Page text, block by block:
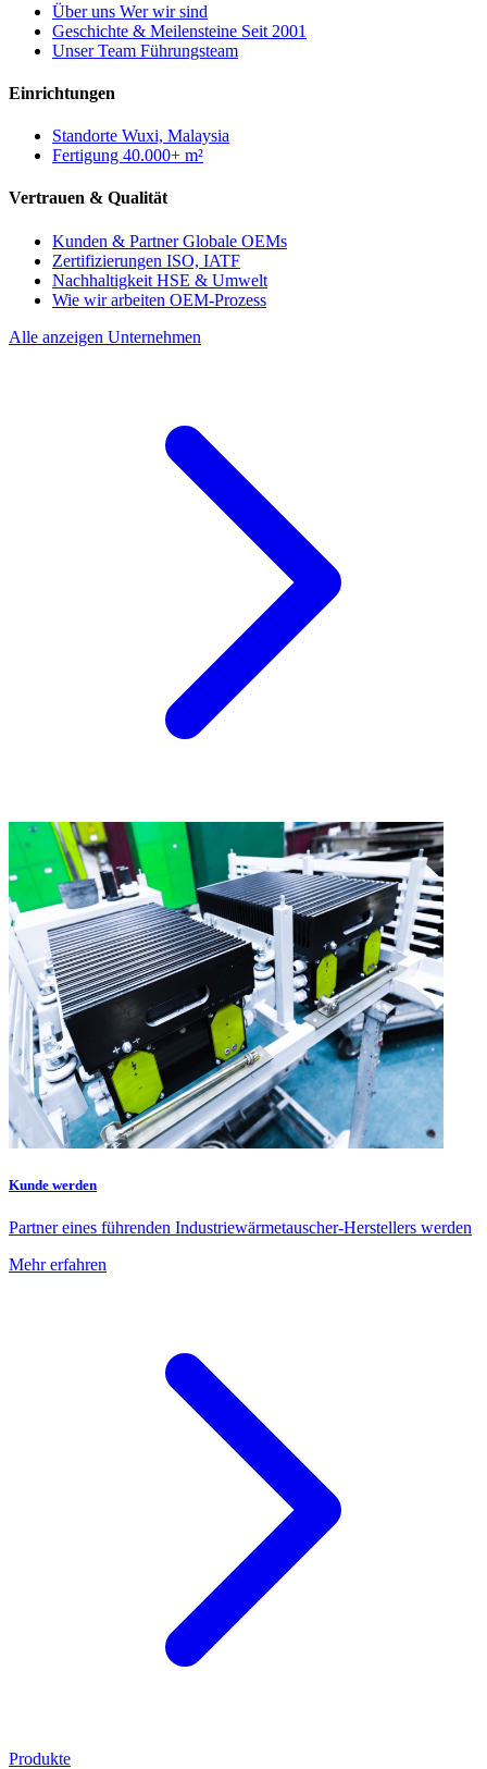
Über uns Wer wir sind
Geschichte & Meilensteine Seit 2001
Unser Team Führungsteam
Einrichtungen
Standorte Wuxi, Malaysia
Fertigung 40.000+ m²
Vertrauen & Qualität
Kunden & PartnerGlobale OEMs
Zertifizierungen ISO, IATF
Nachhaltigkeit HSE & Umwelt
Wie wir arbeiten OEM-Prozess
Alle anzeigen Unternehmen
Kunde werden
Partner eines führenden Industriewärmetauscher-Herstellers werden
Mehr erfahren
Produkte